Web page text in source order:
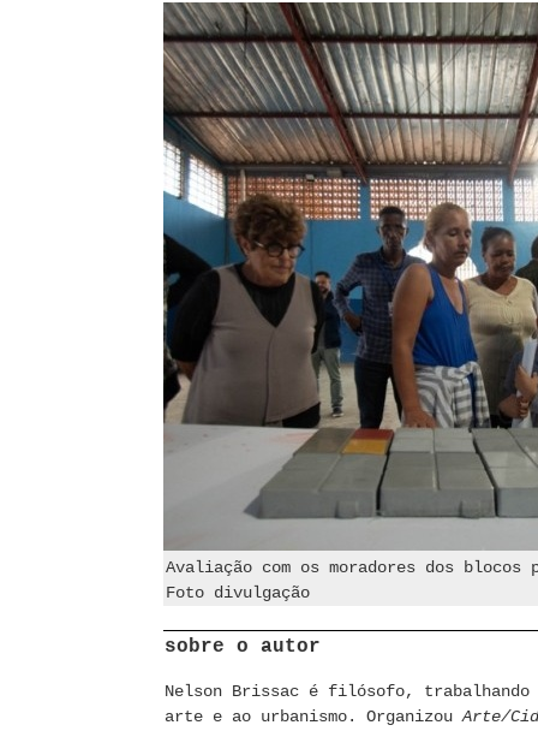
Avaliação com os moradores dos blocos
Foto divulgação
sobre o autor
Nelson Brissac é filósofo, trabalhando
arte e ao urbanismo. OrganizouArte/